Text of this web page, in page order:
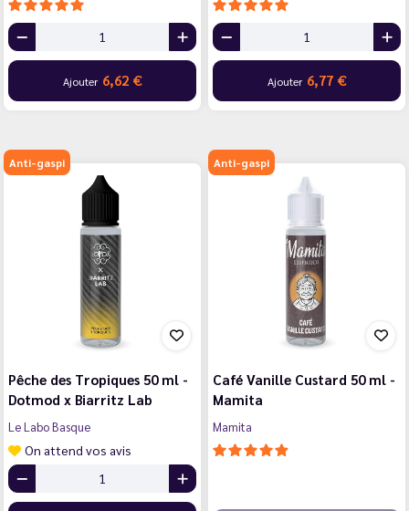
Ajouter 6,62 € Ajouter 6,77 €
Anti-gaspi
Pêche des Tropiques 50 ml -
Dotmod x Biarritz Lab
Le Labo Basque
On attend vos avis
Anti-gaspi
Café Vanille Custard 50 ml -
Mamita
Mamita